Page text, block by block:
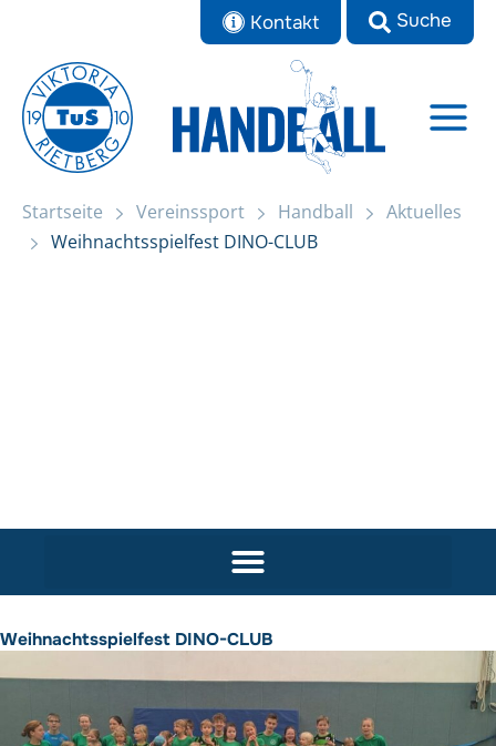
springen
Kontakt
Startseite Weihnachtsspielfest DINO-CLUB
Startseite Vereinssport Handball
Aktuelles
Weihnachtsspielfest DINO-CLUB
Weihnachtsspielfest DINO-CLUB